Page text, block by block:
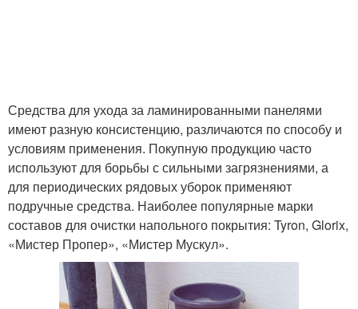
Средства для ухода за ламинированными панелями
имеют разную консистенцию, различаются по способу и
условиям применения. Покупную продукцию часто
используют для борьбы с сильными загрязнениями, а
для периодических рядовых уборок применяют
подручные средства. Наиболее популярные марки
составов для очистки напольного покрытия: Tyron, Glorix,
«Мистер Пропер», «Мистер Мускул».